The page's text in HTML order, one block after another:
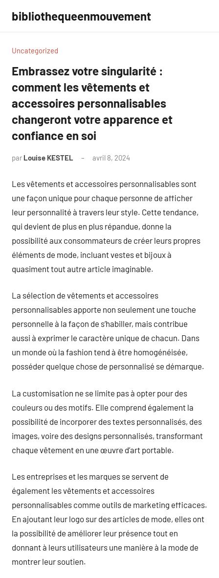
contenu
bibliothequeenmouvement
Uncategorized
Embrassez votre singularité :
comment les vêtements et
accessoires personnalisables
changeront votre apparence et
confiance en soi
par Louise KESTEL avril 8, 2024
Les vêtements et accessoires personnalisables sont
une façon unique pour chaque personne de afficher
leur personnalité à travers leur style. Cette tendance,
qui devient de plus en plus répandue, donne la
possibilité aux consommateurs de créer leurs propres
éléments de mode, incluant vestes et bijoux à
quasiment tout autre article imaginable.
La sélection de vêtements et accessoires
personnalisables apporte non seulement une touche
personnelle à la façon de s’habiller, mais contribue
aussi à exprimer le caractère unique de chacun. Dans
un monde où la fashion tend à être homogénéisée,
posséder quelque chose de personnalisé se démarque.
La customisation ne se limite pas à opter pour des
couleurs ou des motifs. Elle comprend également la
possibilité de incorporer des textes personnalisés, des
images, voire des designs personnalisés, transformant
chaque vêtement en une œuvre d’art portable.
Les entreprises et les marques se servent de
également les vêtements et accessoires
personnalisables comme outils de marketing efficaces.
En ajoutant leur logo sur des articles de mode, elles ont
la possibilité de améliorer leur présence tout en
donnant à leurs utilisateurs une manière à la mode de
montrer leur soutien.